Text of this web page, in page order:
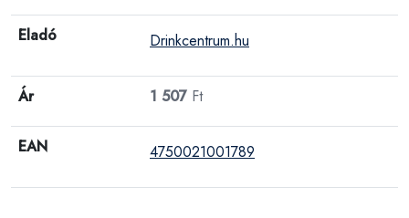
Eladó Drinkcentrum.hu
Ár 1 507 Ft
EAN 4750021001789